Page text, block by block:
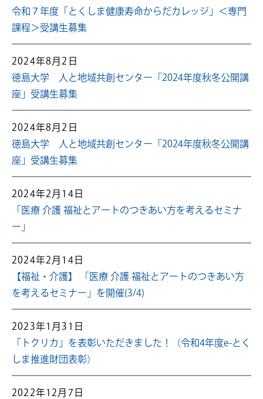
令和７年度「とくしま健康寿命からだカレッジ」＜専門
課程＞受講生募集
2024年8月2日
徳島大学 人と地域共創センター「2024年度秋冬公開講
座」受講生募集
2024年8月2日
徳島大学 人と地域共創センター「2024年度秋冬公開講
座」受講生募集
2024年2月14日
「医療 介護 福祉とアートのつきあい方を考えるセミナ
ー」
2024年2月14日
【福祉・介護】 「医療 介護 福祉とアートのつきあい方
を考えるセミナー」を開催(3/4)
2023年1月31日
「トクリカ」を表彰いただきました！（令和4年度e-とく
しま推進財団表彰）
2022年12月7日